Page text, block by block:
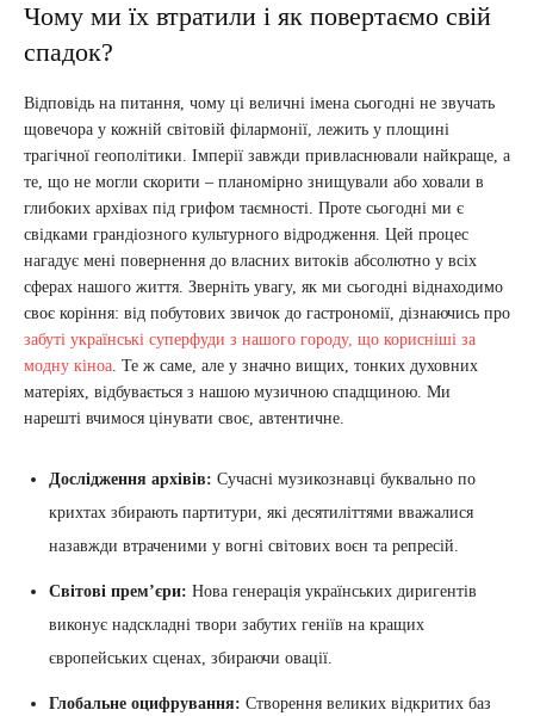
Чому ми їх втратили і як повертаємо свій
спадок?
Відповідь на питання, чому ці величні імена сьогодні не звучать
щовечора у кожній світовій філармонії, лежить у площині
трагічної геополітики. Імперії завжди привласнювали найкраще, а
те, що не могли скорити – планомірно знищували або ховали в
глибоких архівах під грифом таємності. Проте сьогодні ми є
свідками грандіозного культурного відродження. Цей процес
нагадує мені повернення до власних витоків абсолютно у всіх
сферах нашого життя. Зверніть увагу, як ми сьогодні віднаходимо
своє коріння: від побутових звичок до гастрономії, дізнаючись про
забуті українські суперфуди з нашого городу, що корисніші за
модну кіноа. Те ж саме, але у значно вищих, тонких духовних
матеріях, відбувається з нашою музичною спадщиною. Ми
нарешті вчимося цінувати своє, автентичне.
Дослідження архівів: Сучасні музикознавці буквально по
крихтах збирають партитури, які десятиліттями вважалися
назавжди втраченими у вогні світових воєн та репресій.
Світові прем’єри: Нова генерація українських диригентів
виконує надскладні твори забутих геніїв на кращих
європейських сценах, збираючи овації.
Глобальне оцифрування: Створення великих відкритих баз